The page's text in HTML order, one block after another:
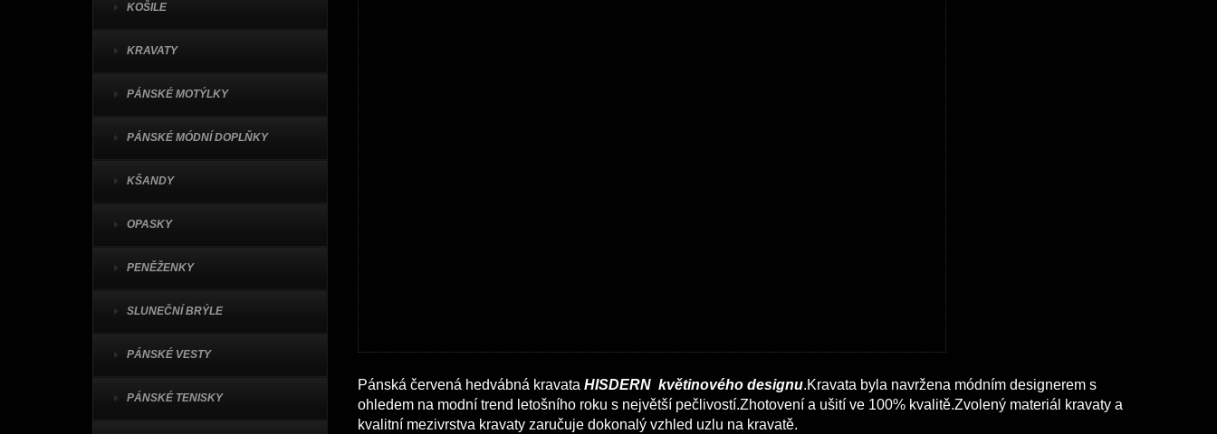
KOŠILE
KRAVATY
PÁNSKÉ MOTÝLKY
PÁNSKÉ MÓDNÍ DOPLŇKY
KŠANDY
OPASKY
PENĚŽENKY
SLUNEČNÍ BRÝLE
PÁNSKÉ VESTY
PÁNSKÉ TENISKY
Pánská červená hedvábná kravata HISDERN květinového designu.Kravata byla navržena módním designerem s
ohledem na modní trend letošního roku s největší pečlivostí.Zhotovení a ušití ve 100% kvalitě.Zvolený materiál kravaty a
kvalitní mezivrstva kravaty zaručuje dokonalý vzhled uzlu na kravatě.